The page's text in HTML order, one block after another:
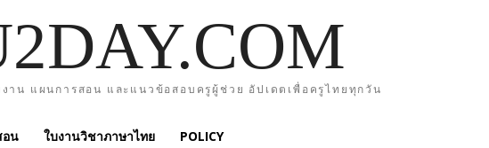
าน แผนการสอน และแนวข้อสอบครูผู้ช่วย อัปเดตเพื่อครูไทยทุกวัน
อน ใบงานวิชาภาษาไทย POLICY